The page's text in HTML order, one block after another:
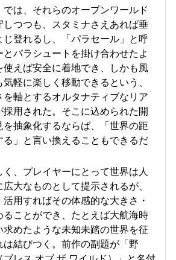
は、それらのオープンワールド
つつも、スタミナさえあれば垂
登れるし、「パラセール」と呼
パラシュートを掛け合わせたよ
使えば安全に着地でき、しかも風
軽に楽しく移動できるという、
軸とするオルタナティブなリア
採用された。そこに込められた開
抽象化するならば、「世界の距
」と言い換えることもできるだ
く、プレイヤーにとって世界は人
大なものとして提示されるが、
用すればその体感的な大きさ・
ことができ、たとえば大航海時
めたような未知未踏の世界を征
結びつく。前作の副題が「野